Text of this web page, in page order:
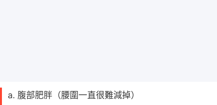
a. 腹部肥胖（腰圍一直很難減掉）